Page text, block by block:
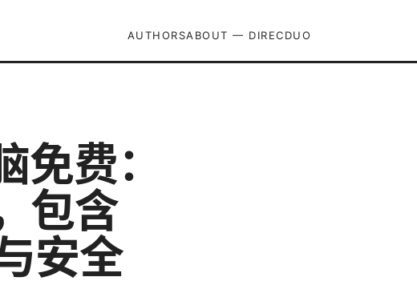
AUTHORSABOUT — DIRECDUO
费：
包含
安全